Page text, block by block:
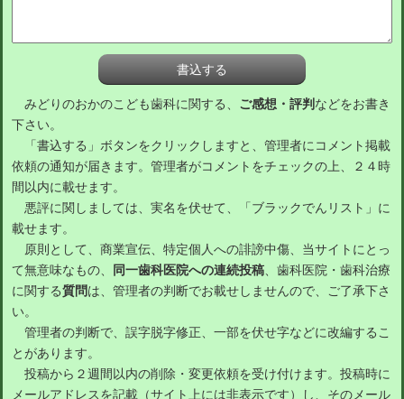
みどりのおかのこども歯科に関する、 ご感想・評判 などをお書き
下さい。
「書込する」ボタンをクリックしますと、管理者にコメント掲載
依頼の通知が届きます。管理者がコメントをチェックの上、２４時
間以内に載せます。
悪評に関しましては、実名を伏せて、「ブラックでんリスト」に
載せます。
原則として、商業宣伝、特定個人への誹謗中傷、当サイトにとっ
て無意味なもの、
同一歯科医院への連続投稿、歯科医院・歯科治療
に関する質問は、管理者の判断でお載せしませんので、ご了承下さ
い。
管理者の判断で、誤字脱字修正、一部を伏せ字などに改編するこ
とがあります。
投稿から２週間以内の削除・変更依頼を受け付けます。投稿時に
メールアドレスを記載（サイト上には非表示です）し、そのメール